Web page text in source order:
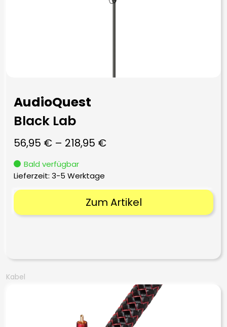
AudioQuest
Black Lab
56,95 € – 218,95 €
Bald verfügbar
Lieferzeit: 3-5 Werktage
Zum Artikel
Kabel